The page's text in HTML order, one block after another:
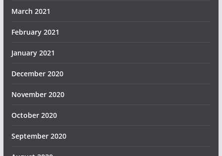
March 2021
February 2021
January 2021
December 2020
November 2020
October 2020
September 2020